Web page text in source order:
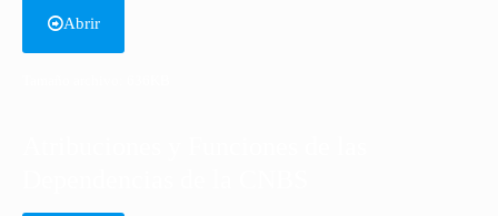
Abrir